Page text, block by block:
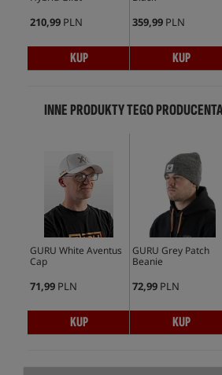
210,99 PLN
KUP
359,99 PLN
KUP
INNE PRODUKTY TEGO
GURU White Aventus
Cap
71,99 PLN
KUP
GURU Grey Patch
Beanie
72,99 PLN
KUP